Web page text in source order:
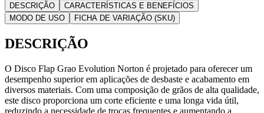
DESCRIÇÃO
CARACTERÍSTICAS E BENEFÍCIOS
MODO DE USO
FICHA DE VARIAÇÃO (SKU)
DESCRIÇÃO
O Disco Flap Grao Evolution Norton é projetado para oferecer um
desempenho superior em aplicações de desbaste e acabamento em
diversos materiais. Com uma composição de grãos de alta qualidade,
este disco proporciona um corte eficiente e uma longa vida útil,
reduzindo a necessidade de trocas frequentes e aumentando a